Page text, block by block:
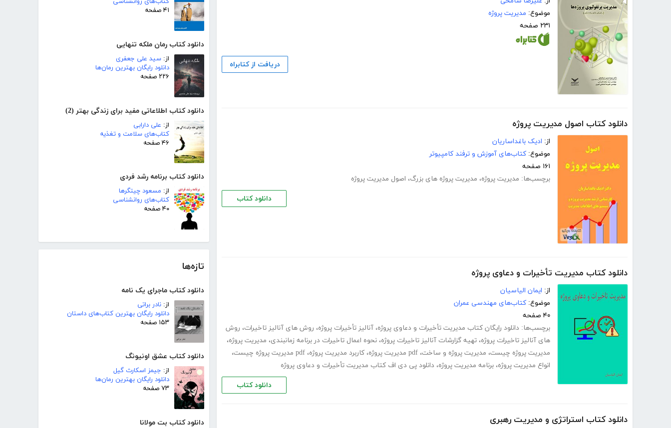
۴۱ صفحه
دانلود کتاب رمان ملکه تنهایی
از: سید علی جعفری
دانلود رایگان بهترین رمان‌ها
۲۲۶ صفحه
دانلود کتاب اطلاعاتی مفید برای زندگی بهتر (2)
از: علی دارابی
کتاب‌های سلامت و تغذیه
۴۶ صفحه
دانلود کتاب برنامه رشد فردی
از: مسعود چیتگرها
کتاب‌های روانشناسی
۴۰ صفحه
تازه‌ها
دانلود کتاب ماجرای یک نامه
از: نادر براتی
دانلود رایگان بهترین کتاب‌های داستان
۱۵۳ صفحه
دانلود کتاب عشق اونیونگ
از: جیمز اسکارث گیل
دانلود رایگان بهترین رمان‌ها
۷۳ صفحه
دانلود کتاب بت مولانا
موضوع: مدیریت پروژه
۲۳۱ صفحه
دریافت از کتابراه
دانلود کتاب اصول مدیریت پروژه
از: ادیک باغداساریان
موضوع: کتاب‌های آموزش و ترفند کامپیوتر
۱۶۱ صفحه
برچسب‌ها: مدیریت پروژه، مدیریت پروژه های بزرگ، اصول مدیریت پروژه
دانلود کتاب
دانلود کتاب مدیریت تأخیرات و دعاوی پروژه
از: ایمان الیاسیان
موضوع: کتاب‌های مهندسی عمران
۴۰ صفحه
برچسب‌ها: دانلود رایگان کتاب مدیریت تأخیرات و دعاوی پروژه، آنالیز تأخیرات پروژه، روش های آنالیز تاخیرات، روش
های آنالیز تاخیرات پروژه، تهیه گزارشات آنالیز تاخیرات پروژه، نحوه اعمال تاخیرات در برنامه زمانبندی، مدیریت پروژه،
مدیریت پروژه چیست، مدیریت پروژه و ساخت، pdf مدیریت پروژه ، کاربرد مدیریت پروژه، pdf مدیریت پروژه چیست
،
انواع مدیریت پروژه، برنامه مدیریت پروژه، دانلود پی دی اف کتاب مدیریت تأخیرات و دعاوی پروژه
دانلود کتاب
دانلود کتاب استراتژی و مدیریت رهبری